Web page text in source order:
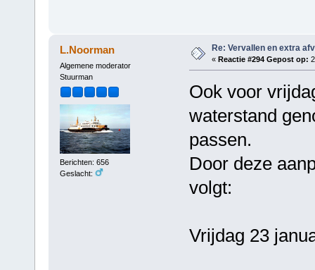
L.Noorman
Algemene moderator
Stuurman
Berichten: 656
Geslacht:
Re: Vervallen en extra
« Reactie #294 Gepost op:
Ook voor
waterstand
passen.
Door deze
volgt:
Vrijdag 23